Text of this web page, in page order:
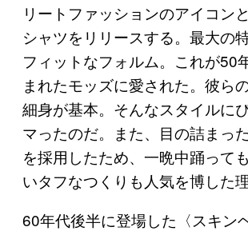
リートファッションのアイコン
シャツをリリースする。最大の
フィットなフォルム。これが50
まれたモッズに愛された。彼ら
細身が基本。そんなスタイルに
マったのだ。また、目の詰まっ
を採用したため、一晩中踊って
いタフなつくりも人気を博した
60年代後半に登場した〈スキン